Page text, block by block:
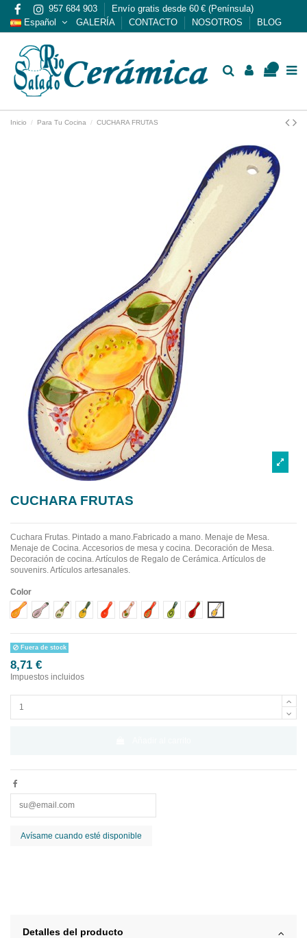
957 684 903
Envío gratis desde 60 € (Península)
Español
GALERÍA CONTACTO NOSOTROS BLOG
Inicio Para Tu Cocina CUCHARA FRUTAS
CUCHARA FRUTAS
Cuchara Frutas. Pintado a mano.Fabricado a mano. Menaje de Mesa.
Menaje de Cocina. Accesorios de mesa y cocina. Decoración de Mesa.
Decoración de cocina. Artículos de Regalo de Cerámica. Artículos de
souvenirs. Artículos artesanales.
Color
Diseño 1Diseño 10Diseño 2Diseño 3Diseño 4Diseño 5Diseño 6Diseño 7Diseño 8Diseño 9
Fuera de stock
8,71 €
Impuestos incluidos
Detalles del producto